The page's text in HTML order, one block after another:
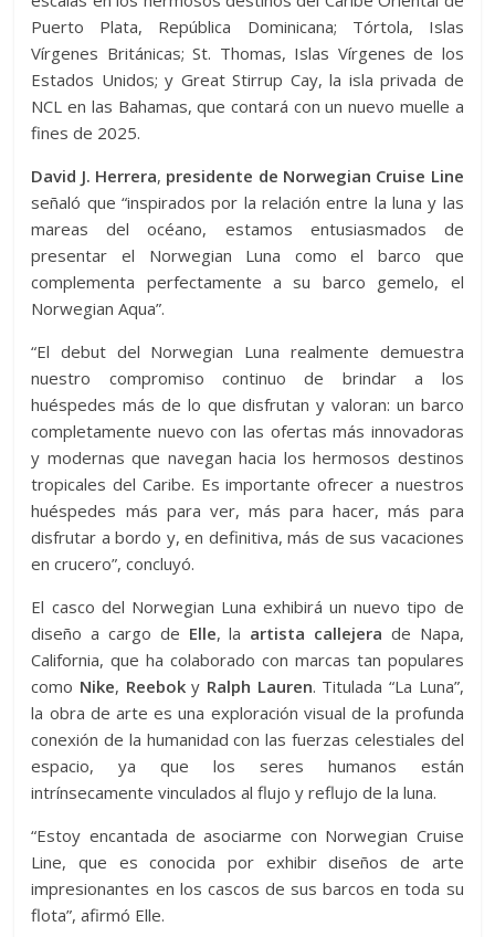
Puerto Plata, República Dominicana; Tórtola, Islas
Vírgenes Británicas; St. Thomas, Islas Vírgenes de los
Estados Unidos; y Great Stirrup Cay, la isla privada de
NCL en las Bahamas, que contará con un nuevo muelle a
fines de 2025.
David J. Herrera, presidente de Norwegian Cruise Line
señaló que “inspirados por la relación entre la luna y las
mareas del océano, estamos entusiasmados de
presentar el Norwegian Luna como el barco que
complementa perfectamente a su barco gemelo, el
Norwegian Aqua”.
“El debut del Norwegian Luna realmente demuestra
nuestro compromiso continuo de brindar a los
huéspedes más de lo que disfrutan y valoran: un barco
completamente nuevo con las ofertas más innovadoras
y modernas que navegan hacia los hermosos destinos
tropicales del Caribe. Es importante ofrecer a nuestros
huéspedes más para ver, más para hacer, más para
disfrutar a bordo y, en definitiva, más de sus vacaciones
en crucero”, concluyó.
El casco del Norwegian Luna exhibirá un nuevo tipo de
diseño a cargo de Elle, la artista callejera de Napa,
California, que ha colaborado con marcas tan populares
como Nike, Reeboky Ralph Lauren. Titulada “La Luna”,
la obra de arte es una exploración visual de la profunda
conexión de la humanidad con las fuerzas celestiales del
espacio, ya que los seres humanos están
intrínsecamente vinculados al flujo y reflujo de la luna.
“Estoy encantada de asociarme con Norwegian Cruise
Line, que es conocida por exhibir diseños de arte
impresionantes en los cascos de sus barcos en toda su
flota”, afirmó Elle.